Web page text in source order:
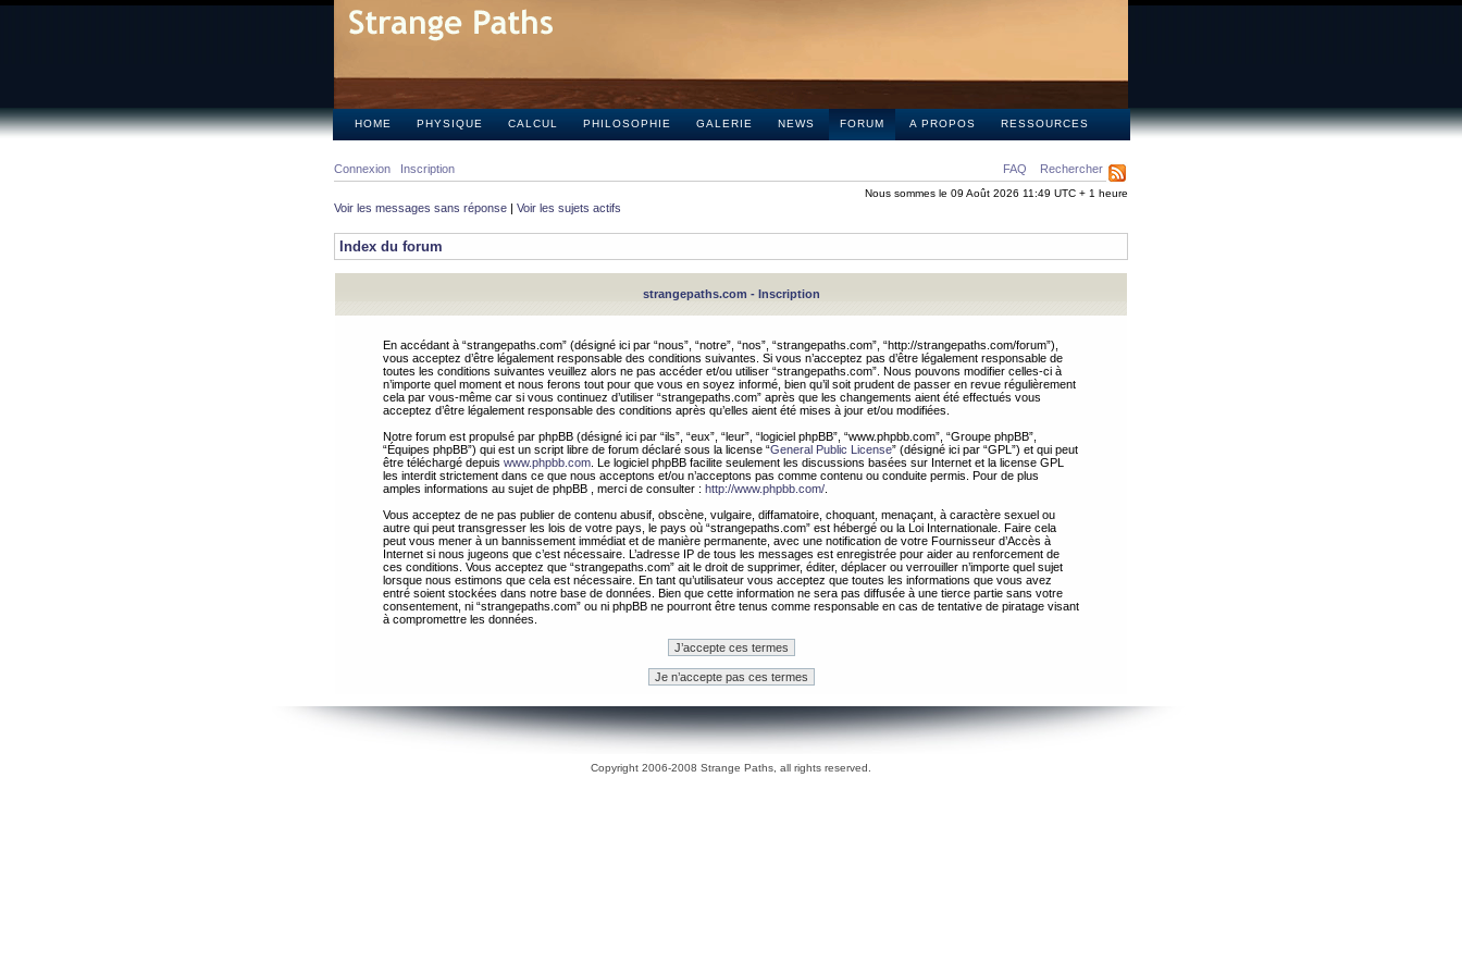
HOME PHYSIQUE CALCUL PHILOSOPHIE GALERIE NEWS FORUM A PROPOS RESSOURCES
FAQ Rechercher
Connexion Inscription
Nous sommes le 09 Août 2026 11:49 UTC + 1 heure
Voir les messages sans réponse | Voir les sujets actifs
Index du forum
strangepaths.com - Inscription
En accédant à “strangepaths.com” (désigné ici par “nous”, “notre”, “nos”, “strangepaths.com”, “http://strangepaths.com/forum”),
vous acceptez d’être légalement responsable des conditions suivantes. Si vous n’acceptez pas d’être légalement responsable de
toutes les conditions suivantes veuillez alors ne pas accéder et/ou utiliser “strangepaths.com”. Nous pouvons modifier celles-ci à
n’importe quel moment et nous ferons tout pour que vous en soyez informé, bien qu’il soit prudent de passer en revue régulièrement
cela par vous-même car si vous continuez d’utiliser “strangepaths.com” après que les changements aient été effectués vous
acceptez d’être légalement responsable des conditions après qu’elles aient été mises à jour et/ou modifiées.
Notre forum est propulsé par phpBB (désigné ici par “ils”, “eux”, “leur”, “logiciel phpBB”, “www.phpbb.com”, “Groupe phpBB”,
“Équipes phpBB”) qui est un script libre de forum déclaré sous la license “General Public License” (désigné ici par “GPL”) et qui peut
être téléchargé depuis www.phpbb.com . Le logiciel phpBB facilite seulement les discussions basées sur Internet et la license GPL
les interdit strictement dans ce que nous acceptons et/ou n’acceptons pas comme contenu ou conduite permis. Pour de plus
amples informations au sujet de phpBB , merci de consulter : http://www.phpbb.com/
Vous acceptez de ne pas publier de contenu abusif, obscène, vulgaire, diffamatoire, choquant, menaçant, à caractère sexuel ou
autre qui peut transgresser les lois de votre pays, le pays où “strangepaths.com” est hébergé ou la Loi Internationale. Faire cela
peut vous mener à un bannissement immédiat et de manière permanente, avec une notification de votre Fournisseur d’Accès à
Internet si nous jugeons que c’est nécessaire. L’adresse IP de tous les messages est enregistrée pour aider au renforcement de
ces conditions. Vous acceptez que “strangepaths.com” ait le droit de supprimer, éditer, déplacer ou verrouiller n’importe quel sujet
lorsque nous estimons que cela est nécessaire. En tant qu’utilisateur vous acceptez que toutes les informations que vous avez
entré soient stockées dans notre base de données. Bien que cette information ne sera pas diffusée à une tierce partie sans votre
consentement, ni “strangepaths.com” ou ni phpBB ne pourront être tenus comme responsable en cas de tentative de piratage visant
à compromettre les données.
Copyright 2006-2008 Strange Paths, all rights reserved.